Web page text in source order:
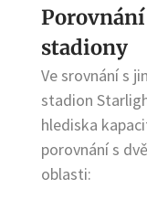
stadiony
Ve srovnání s
stadion
hlediska
porovnání s
oblasti: